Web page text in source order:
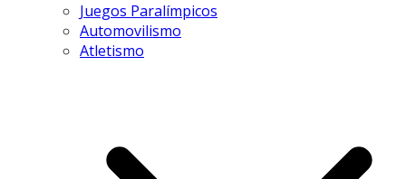
Juegos Paralímpicos
Automovilismo
Atletismo